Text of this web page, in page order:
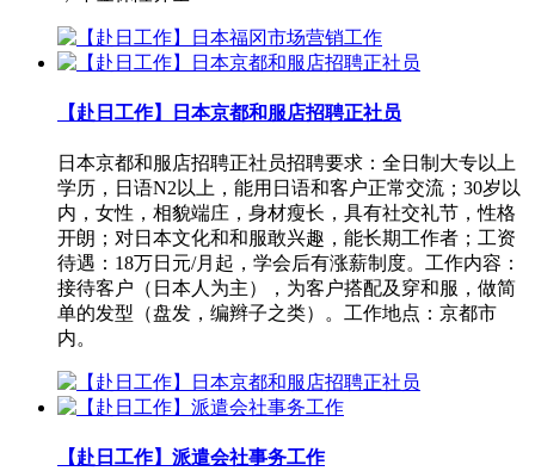
【赴日工作】日本京都和服店招聘正社员
日本京都和服店招聘正社员招聘要求：全日制大专以上
学历，日语N2以上，能用日语和客户正常交流；30岁以
内，女性，相貌端庄，身材瘦长，具有社交礼节，性格
开朗；对日本文化和和服敢兴趣，能长期工作者；工资
待遇：18万日元/月起，学会后有涨薪制度。工作内容：
接待客户（日本人为主），为客户搭配及穿和服，做简
单的发型（盘发，编辫子之类）。工作地点：京都市
内。
【赴日工作】派遣会社事务工作